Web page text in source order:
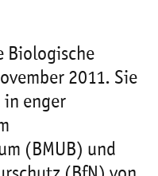
Biologische
2011. Sie
enger
(BMUB) und